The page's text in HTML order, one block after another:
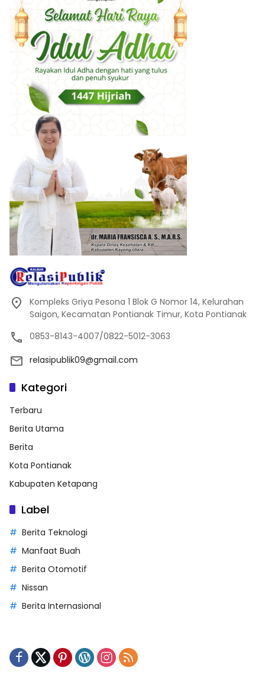
Kompleks Griya Pesona 1 Blok G Nomor 14, Kelurahan
Saigon, Kecamatan Pontianak Timur, Kota Pontianak
0853-8143-4007/0822-5012-3063
relasipublik09@gmail.com
Kategori
Terbaru
Berita Utama
Berita
Kota Pontianak
Kabupaten Ketapang
Label
Berita Teknologi
Manfaat Buah
Berita Otomotif
Nissan
Berita Internasional